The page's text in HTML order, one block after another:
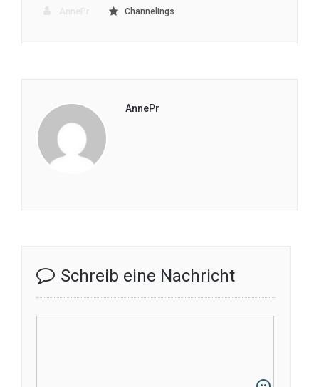
Channelings
AnnePr
Schreib eine Nachricht